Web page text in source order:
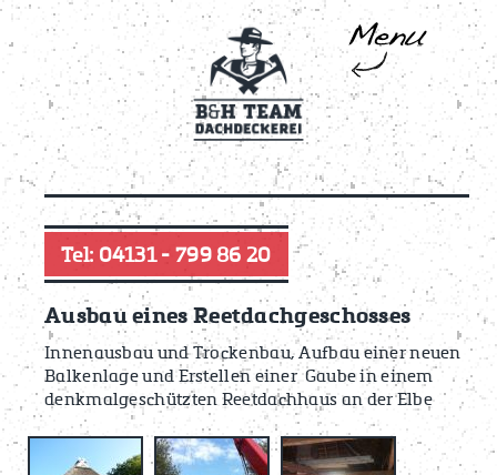
Tel: 04131 - 799 86 20
Ausbau eines Reetdachgeschosses
Innenausbau und Trockenbau, Aufbau einer neuen
Balkenlage und Erstellen einer Gaube in einem
denkmalgeschützten Reetdachhaus an der Elbe